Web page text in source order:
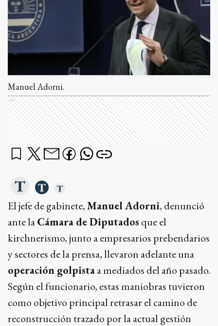
Manuel Adorni.
Ads
El jefe de gabinete,Manuel Adorni, denunció
ante laCámara de Diputados que el
kirchnerismo, junto a empresarios prebendarios
y sectores de la prensa, llevaron adelante una
operación golpistaa mediados del año pasado.
Según el funcionario, estas maniobras tuvieron
como objetivo principal retrasar el camino de
reconstrucción trazado por la actual gestión